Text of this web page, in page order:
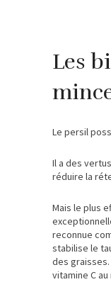
Les
Le persil
Il a des
réduire la
Mais le plus
reconnue
stabilise le
des
vitamine C